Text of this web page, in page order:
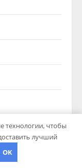
технологии, чтобы
лучший
OK